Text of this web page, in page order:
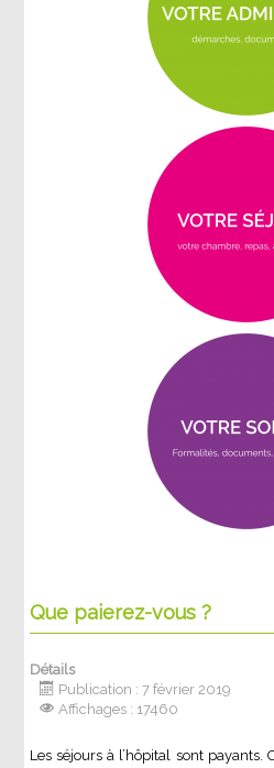
Que paierez-vous ?
Détails
Publication : 7 février 2019
Affichages : 17460
Les séjours à l’hôpital sont payants.